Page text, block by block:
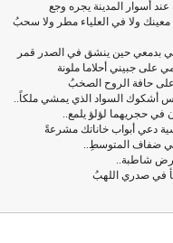
أسوار المدينة يجره وجع
ولا في العلياء مطر ولا سحبُ
بدمعي حين ينشق في الصدر قمر
على جبيني أحلاما ملونة
على حافة الروح الصخبُ
أشكوك السواد الذي يمشي ملكاً..
في حجريهما لؤلؤ يلمع..
دعي أبواب خاناتك مشرعةً
ضفاف المتوسطِ..
شاطبة..
في صدري اللهبُ